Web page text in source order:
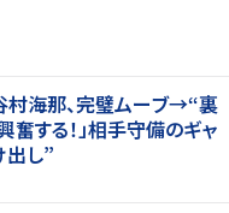
村海那、完璧ムーブ→“裏
奮する！」相手守備のギャ
出し”